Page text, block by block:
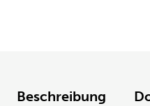
Beschreibung